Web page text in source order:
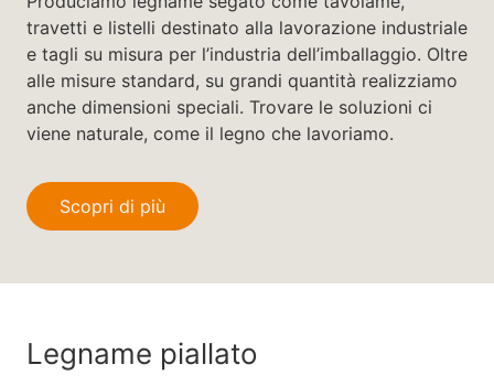
travetti e listelli destinato alla lavorazione industriale
e tagli su misura per l’industria dell’imballaggio. Oltre
alle misure standard, su grandi quantità realizziamo
anche dimensioni speciali. Trovare le soluzioni ci
viene naturale, come il legno che lavoriamo.
Scopri di più
Legname piallato